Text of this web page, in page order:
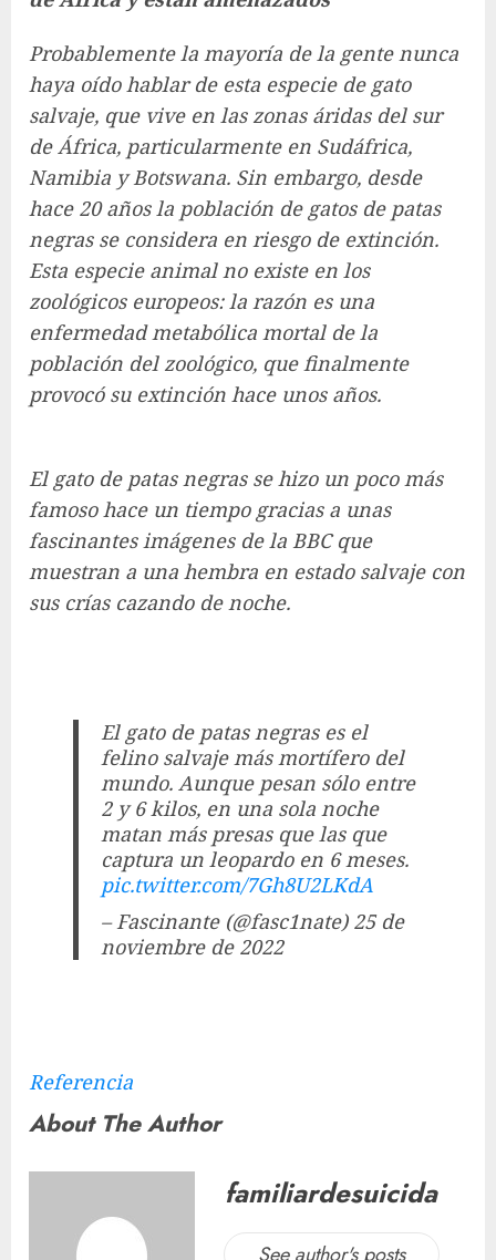
Probablemente la mayoría de la gente nunca
haya oído hablar de esta especie de gato
salvaje, que vive en las zonas áridas del sur
de África, particularmente en Sudáfrica,
Namibia y Botswana. Sin embargo, desde
hace 20 años la población de gatos de patas
negras se considera en riesgo de extinción.
Esta especie animal no existe en los
zoológicos europeos: la razón es una
enfermedad metabólica mortal de la
población del zoológico, que finalmente
provocó su extinción hace unos años.
El gato de patas negras se hizo un poco más
famoso hace un tiempo gracias a unas
fascinantes imágenes de la BBC que
muestran a una hembra en estado salvaje con
sus crías cazando de noche.
El gato de patas negras es el
felino salvaje más mortífero del
mundo. Aunque pesan sólo entre
2 y 6 kilos, en una sola noche
matan más presas que las que
captura un leopardo en 6 meses.
pic.twitter.com/7Gh8U2LKdA
– Fascinante (@fasc1nate) 25 de
noviembre de 2022
Referencia
About The Author
familiardesuicida
See author's posts